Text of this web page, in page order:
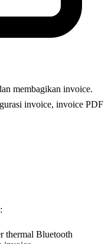
membagikan invoice.
invoice, invoice PDF
thermal Bluetooth